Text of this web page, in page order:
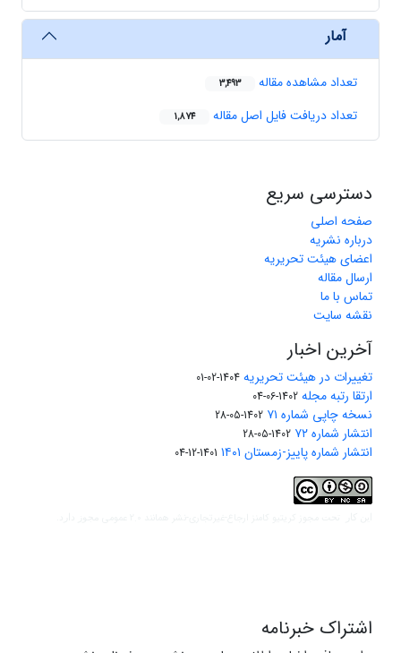
آمار
تعداد مشاهده مقاله 3,493
تعداد دریافت فایل اصل مقاله 1,874
دسترسی سریع
صفحه اصلی
درباره نشریه
اعضای هیئت تحریریه
ارسال مقاله
تماس با ما
نقشه سایت
آخرین اخبار
تغییرات در هیئت تحریریه 1404-02-01
ارتقا رتبه مجله 1402-06-04
نسخه چاپی شماره ۷۱ 1402-05-28
انتشار شماره ۷۲ 1402-05-28
انتشار شماره پاییز-زمستان ۱۴۰۱ 1401-12-04
اشتراک خبرنامه